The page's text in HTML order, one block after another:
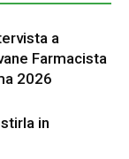
a
Farmacista
2026
in